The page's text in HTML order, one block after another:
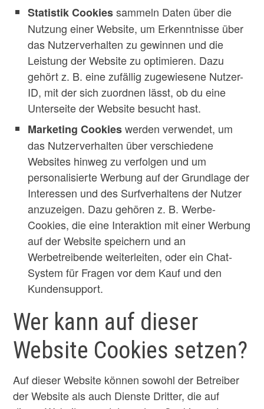
Statistik Cookiessammeln Daten über die
Nutzung einer Website, um Erkenntnisse über
das Nutzerverhalten zu gewinnen und die
Leistung der Website zu optimieren. Dazu
gehört z. B. eine zufällig zugewiesene Nutzer-
ID, mit der sich zuordnen lässt, ob du eine
Unterseite der Website besucht hast.
Marketing Cookieswerden verwendet, um
das Nutzerverhalten über verschiedene
Websites hinweg zu verfolgen und um
personalisierte Werbung auf der Grundlage der
Interessen und des Surfverhaltens der Nutzer
anzuzeigen. Dazu gehören z. B. Werbe-
Cookies, die eine Interaktion mit einer Werbung
auf der Website speichern und an
Werbetreibende weiterleiten, oder ein Chat-
System für Fragen vor dem Kauf und den
Kundensupport.
Wer kann auf dieser
Website Cookies setzen?
Auf dieser Website können sowohl der Betreiber
der Website als auch Dienste Dritter, die auf